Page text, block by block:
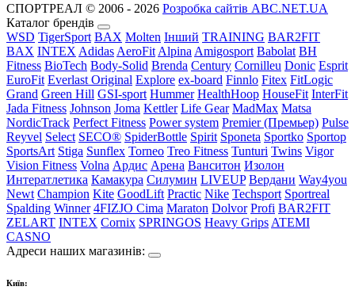
СПОРТРЕАЛ © 2006 - 2026 Розробка сайтів ABC.NET.UA
Каталог брендів
WSD TigerSport BAX Molten Інший TRAINING BAR2FIT
BAX INTEX Adidas AeroFit Alpina Amigosport Babolat BH
Fitness BioTech Body-Solid Brenda Century Cornilleu Donic Esprit
EuroFit Everlast Original Explore ex-board Finnlo Fitex FitLogic
Grand Green Hill GSI-sport Hummer HealthHoop HouseFit InterFit
Jada Fitness Johnson Joma Kettler Life Gear MadMax Matsa
NordicTrack Perfect Fitness Power system Premier (Премьер) Pulse
Reyvel Select SECO® SpiderBottle Spirit Sponeta Sportko Sportop
SportsArt Stiga Sunflex Torneo Treo Fitness Tunturi Twins Vigor
Vision Fitness Volna Ардис Арена Ванситон Изолон
Интератлетика Камакура Силумин LIVEUP Вердани Way4you
Newt Champion Kite GoodLift Practic Nike Techsport Sportreal
Spalding Winner 4FIZJO Cima Maraton Dolvor Profi BAR2FIT
ZELART INTEX Cornix SPRINGOS Heavy Grips ATEMI
CASNO
Адреси наших магазинів:
Київ: